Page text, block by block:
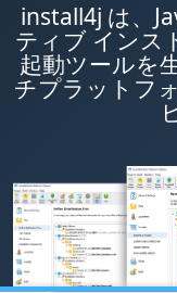
install4j は、
ティブ インス
起動ツールを
チプラットフ